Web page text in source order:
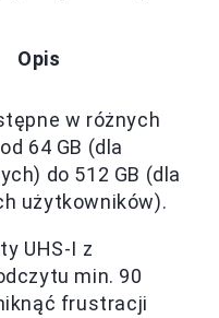
Opis
w różnych
64 GB (dla
do 512 GB (dla
użytkowników).
UHS-I z
min. 90
frustracji